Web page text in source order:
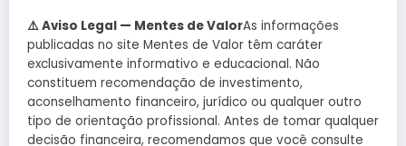
⚠️ Aviso Legal — Mentes de ValorAs informações
publicadas no site Mentes de Valor têm caráter
exclusivamente informativo e educacional. Não
constituem recomendação de investimento,
aconselhamento financeiro, jurídico ou qualquer outro
tipo de orientação profissional. Antes de tomar qualquer
decisão financeira, recomendamos que você consulte